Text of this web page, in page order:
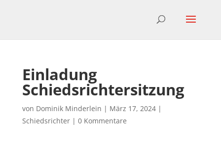
Einladung
Schiedsrichtersitzung
von Dominik Minderlein | März 17, 2024|
Schiedsrichter| 0 Kommentare